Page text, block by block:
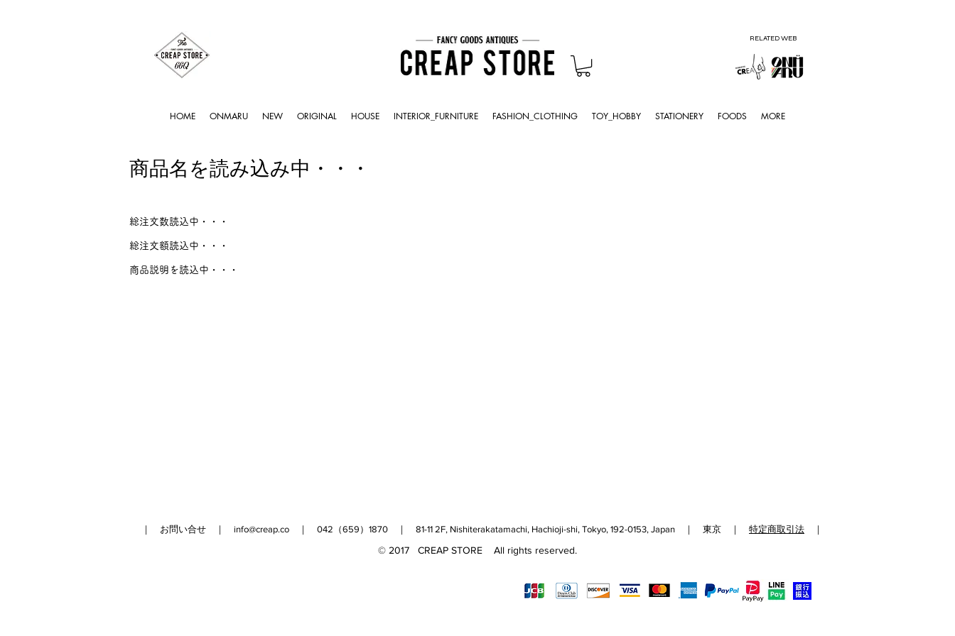
RELATED WEB
HOME ONMARU NEW ORIGINAL HOUSE INTERIOR_FURNITURE FASHION_CLOTHING TOY_HOBBY STATIONERY FOODS MORE
商品名を読み込み中・・・
総注文数読込中・・・
総注文額読込中・・・
商品説明を読込中・・・
｜ お問い合せ ｜ info@creap.co ｜ 042（659）1870 ｜ 81-11 2F, Nishiterakatamachi, Hachioji-shi, Tokyo, 192-0153, Japan ｜ 東京 ｜ 特定商取引法 ｜
© 2017 CREAP STORE All rights reserved.